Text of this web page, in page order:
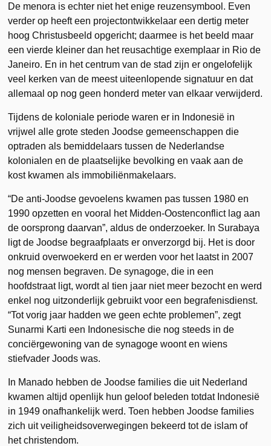
De menora is echter niet het enige reuzensymbool. Even
verder op heeft een projectontwikkelaar een dertig meter
hoog Christusbeeld opgericht; daarmee is het beeld maar
een vierde kleiner dan het reusachtige exemplaar in Rio de
Janeiro. En in het centrum van de stad zijn er ongelofelijk
veel kerken van de meest uiteenlopende signatuur en dat
allemaal op nog geen honderd meter van elkaar verwijderd.
Tijdens de koloniale periode waren er in Indonesië in
vrijwel alle grote steden Joodse gemeenschappen die
optraden als bemiddelaars tussen de Nederlandse
kolonialen en de plaatselijke bevolking en vaak aan de
kost kwamen als immobiliënmakelaars.
“De anti-Joodse gevoelens kwamen pas tussen 1980 en
1990 opzetten en vooral het Midden-Oostenconflict lag aan
de oorsprong daarvan”, aldus de onderzoeker. In Surabaya
ligt de Joodse begraafplaats er onverzorgd bij. Het is door
onkruid overwoekerd en er werden voor het laatst in 2007
nog mensen begraven. De synagoge, die in een
hoofdstraat ligt, wordt al tien jaar niet meer bezocht en werd
enkel nog uitzonderlijk gebruikt voor een begrafenisdienst.
“Tot vorig jaar hadden we geen echte problemen”, zegt
Sunarmi Karti een Indonesische die nog steeds in de
conciërgewoning van de synagoge woont en wiens
stiefvader Joods was.
In Manado hebben de Joodse families die uit Nederland
kwamen altijd openlijk hun geloof beleden totdat Indonesië
in 1949 onafhankelijk werd. Toen hebben Joodse families
zich uit veiligheidsoverwegingen bekeerd tot de islam of
het christendom.